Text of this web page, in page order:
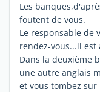
Les
foutent de vous.
Le responsable de
rendez-vous...il est
Dans la deuxième
une autre anglais
et vous tombez